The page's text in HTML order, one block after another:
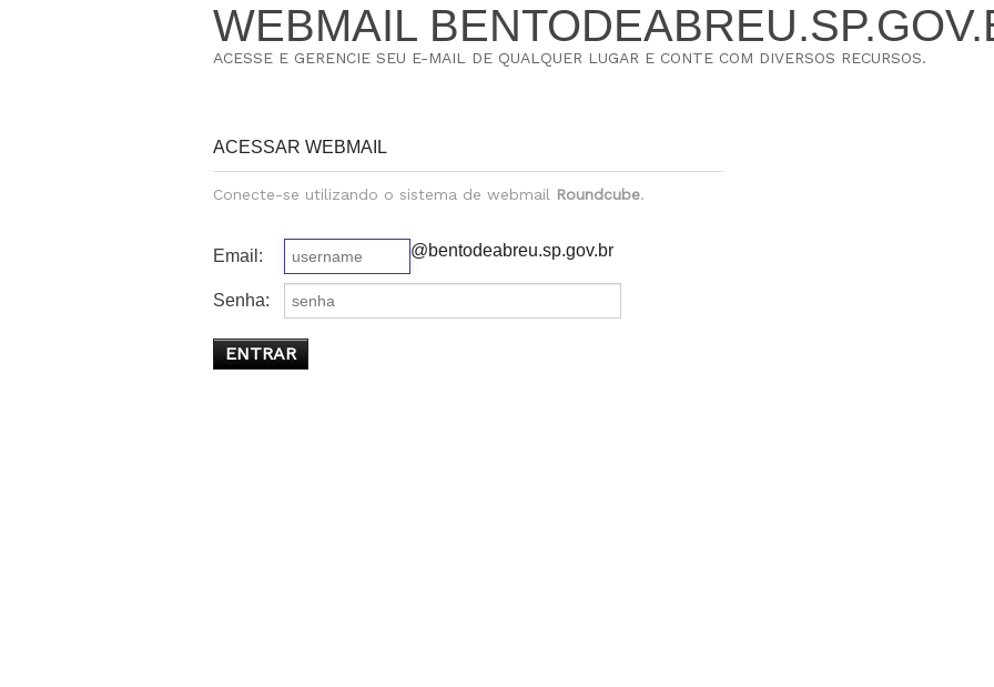
WEBMAIL
ACESSE E GERENCIE SEU E-MAIL DE QUALQUER LUGAR E CONTE COM DIVERSOS RECURSOS.
ACESSAR WEBMAIL
Conecte-se utilizando o sistema de webmail Roundcube.
Email: @bentodeabreu.sp.gov.br
Senha: